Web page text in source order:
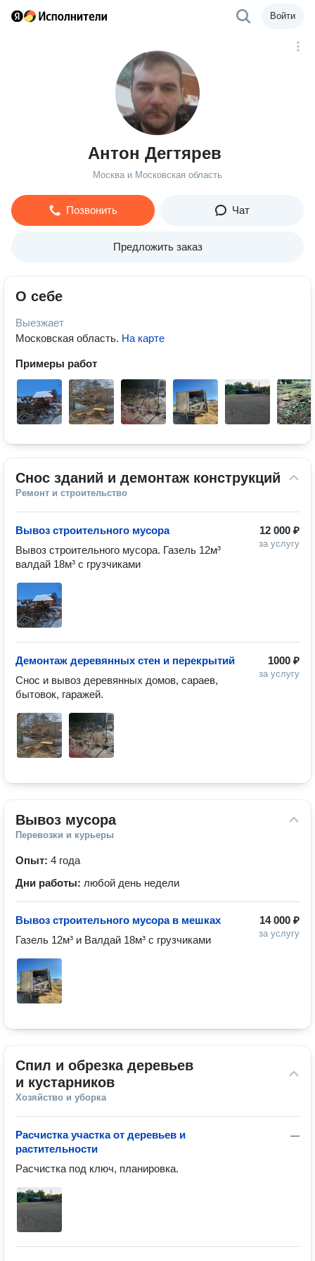
Войти
Антон Дегтярев
Москва и Московская область
Позвонить Чат
Предложить заказ
О себе
Выезжает
Московская область. На карте
Примеры работ
Снос зданий и демонтаж конструкций
Ремонт и строительство
12 000 ₽
за услугу
Вывоз строительного мусора
Вывоз строительного мусора. Газель 12м³
валдай 18м³ с грузчиками
1000 ₽
за услугу
Демонтаж деревянных стен и перекрытий
Снос и вывоз деревянных домов, сараев,
бытовок, гаражей.
Вывоз мусора
Перевозки и курьеры
Опыт: 4 года
Дни работы: любой день недели
14 000 ₽
за услугу
Вывоз строительного мусора в мешках
Газель 12м³ и Валдай 18м³ с грузчиками
Спил и обрезка деревьев
и кустарников
Хозяйство и уборка
—
Расчистка участка от деревьев и
растительности
Расчистка под ключ, планировка.